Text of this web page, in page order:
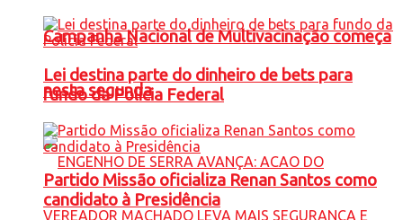
Campanha Nacional de Multivacinação começa
nesta segunda
Lei destina parte do dinheiro de bets para
fundo da Polícia Federal
Partido Missão oficializa Renan Santos como
candidato à Presidência